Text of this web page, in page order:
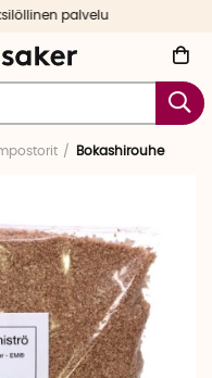
palvelu
Bokashirouhe